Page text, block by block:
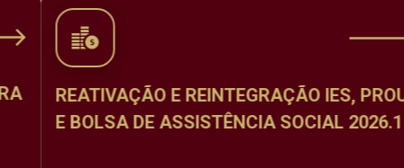
REATIVAÇÃO E REINTEGRAÇÃO IES, PROUNI
E BOLSA DE ASSISTÊNCIA SOCIAL 2026.1